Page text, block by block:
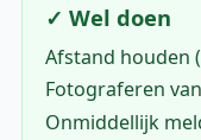
✓ Wel doen
Afstand houden
Fotograferen
Onmiddellijk